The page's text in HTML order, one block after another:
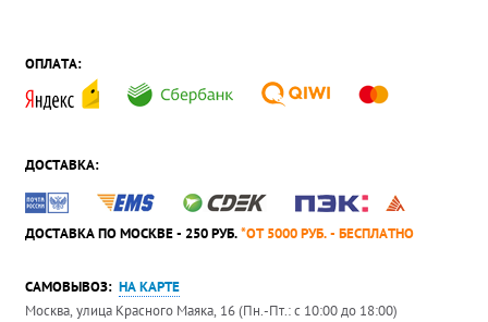
ОПЛАТА:
ДОСТАВКА:
ДОСТАВКА ПО МОСКВЕ - 250 РУБ.*ОТ 5000 РУБ. - БЕСПЛАТНО
САМОВЫВОЗ: НА КАРТЕ
Москва, улица Красного Маяка, 16 (Пн.-Пт.: с 10:00 до 18:00)